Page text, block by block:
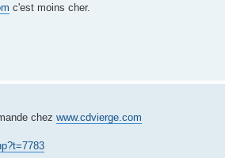
c'est moins cher.
chez www.cdvierge.com